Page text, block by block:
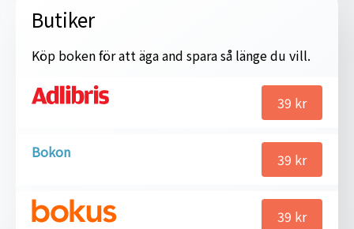
Butiker
Köp boken för att äga and spara så länge du vill.
39 kr
Bokon 39 kr
39 kr